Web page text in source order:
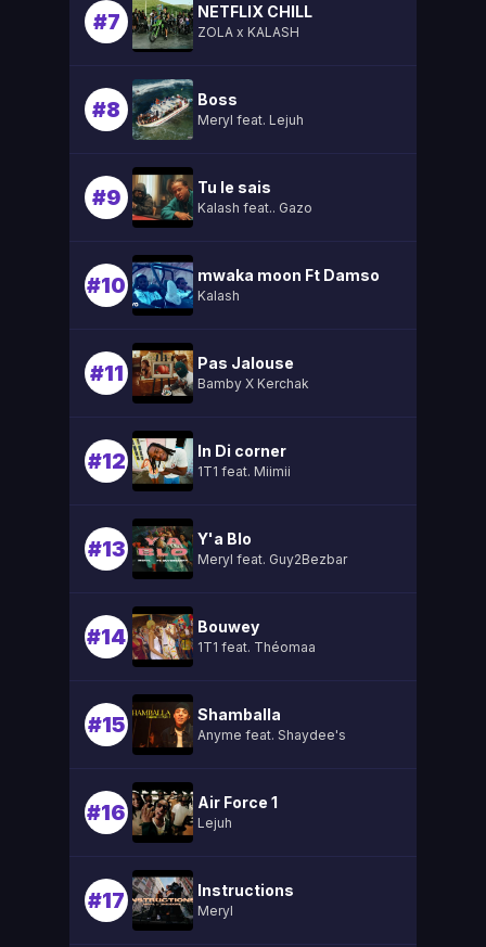
#7 NETFLIX CHILL
ZOLA x KALASH
#8 Boss
Meryl feat. Lejuh
#9 Tu le sais
Kalash feat.. Gazo
#10 mwaka moon Ft Damso
Kalash
#11 Pas Jalouse
Bamby X Kerchak
#12 In Di corner
1T1 feat. Miimii
#13 Y'a Blo
Meryl feat. Guy2Bezbar
#14 Bouwey
1T1 feat. Théomaa
#15 Shamballa
Anyme feat. Shaydee's
#16 Air Force 1
Lejuh
#17 Instructions
Meryl